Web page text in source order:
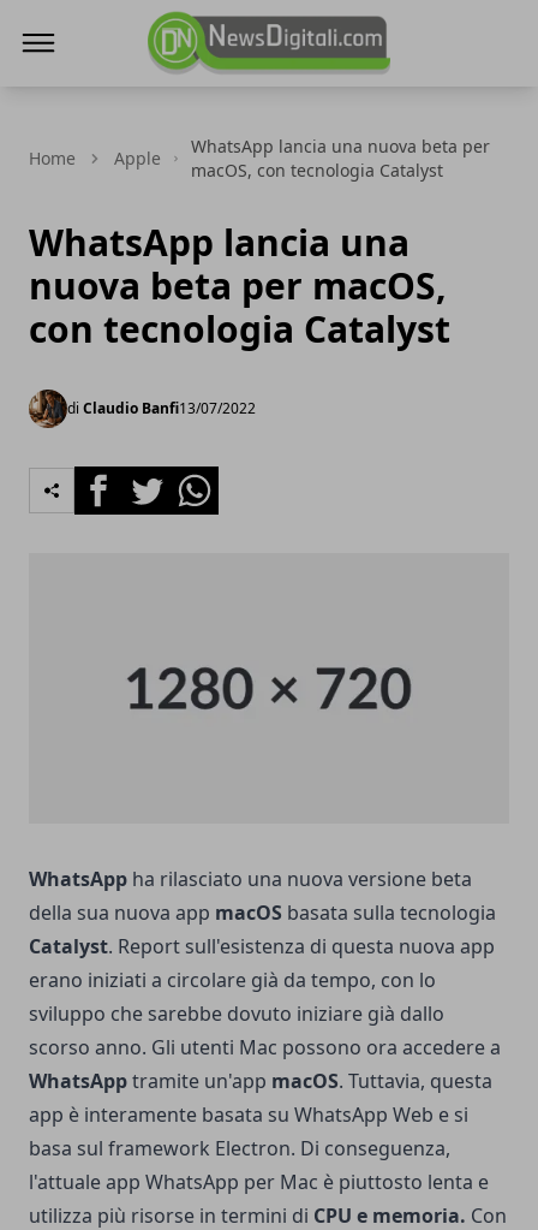
Home Apple
WhatsApp lancia una nuova beta per
macOS, con tecnologia Catalyst
WhatsApp lancia una
nuova beta per macOS,
con tecnologia Catalyst
di Claudio Banfi13/07/2022
FacebookTwitterWhatsapp
WhatsApp ha rilasciato una nuova versione beta
della sua nuova app macOS basata sulla tecnologia
Catalyst. Report sull'esistenza di questa nuova app
erano iniziati a circolare già da tempo, con lo
sviluppo che sarebbe dovuto iniziare già dallo
scorso anno. Gli utenti Mac possono ora accedere a
WhatsApptramite un'app macOS. Tuttavia, questa
app è interamente basata su WhatsApp Web e si
basa sul framework Electron. Di conseguenza,
l'attuale app WhatsApp per Mac è piuttosto lenta e
utilizza più risorse in termini di CPU e memoria. Con